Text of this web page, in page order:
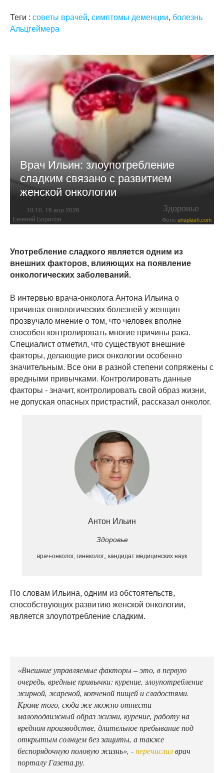
Теги : советы врачей, симптомы деменции, болезнь
Альцгеймера
Врач Ильин: злоупотребление
сладким связано с развитием
женской онкологии
10:10, 16 апр 2026 Здоровье
Евгений Борисов Фото: unsplash.com
Употребление сладкого является одним из
внешних факторов, влияющих на появление
онкологических заболеваний.
В интервью врача-онколога Антона Ильина о
причинах онкологических болезней у женщин
прозвучало мнение о том, что человек вполне
способен контролировать многие причины рака.
Специалист отметил, что существуют внешние
факторы, делающие риск онкологии особенно
значительным. Все они в разной степени сопряжены с
вредными привычками. Контролировать данные
факторы - значит, контролировать свой образ жизни,
не допуская опасных пристрастий, рассказал онколог.
Антон Ильин
Здоровье
врач-онколог, гинеколог,, кандидат медицинских наук
По словам Ильина, одним из обстоятельств,
способствующих развитию женской онкологии,
является злоупотребление сладким.
«Внешние управляемые факторы – это, в первую
очередь, вредные привычки: курение, злоупотребление
жирной, жареной, копченой пищей и сладостями.
Кроме того, сюда же можно отнести
малоподвижный образ жизни, курение, работу на
вредном производстве, длительное пребывание под
открытым солнцем без защиты, а также
беспорядочную половую жизнь», -перечислилврач
порталу Газета.ру.